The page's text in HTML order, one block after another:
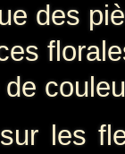
des
les